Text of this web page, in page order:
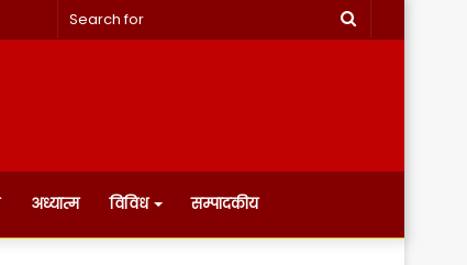
Search
अध्यात्म विविध सम्पादकीय